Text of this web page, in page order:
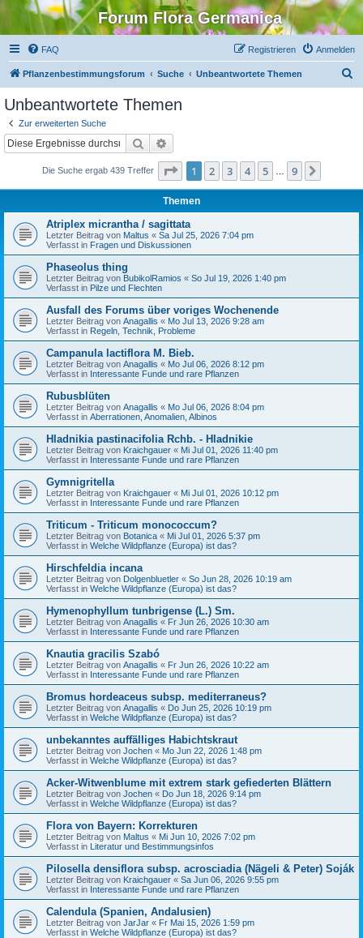
Forum Flora Germanica
FAQ Anmelden
Registrieren
Pflanzenbestimmungsforum Suche Unbeantwortete Themen
Unbeantwortete Themen
Zur erweiterten Suche
Suche
Die Suche ergab 439 Treffer Seite 1von
1 2 3 4 5 9
Themen
Atriplex micrantha / sagittata
Letzter Beitrag von Maltus « Sa Jul 25, 2026 7:04 pm
Verfasst in Fragen und Diskussionen
Phaseolus thing
Letzter Beitrag von BubikolRamios « So Jul 19, 2026 1:40 pm
Verfasst in Pilze und Flechten
Ausfall des Forums über voriges Wochenende
Letzter Beitrag von Anagallis « Mo Jul 13, 2026 9:28 am
Verfasst in Regeln, Technik, Probleme
Campanula lactiflora M. Bieb.
Letzter Beitrag von Anagallis « Mo Jul 06, 2026 8:12 pm
Verfasst in Interessante Funde und rare Pflanzen
Rubusblüten
Letzter Beitrag von Anagallis « Mo Jul 06, 2026 8:04 pm
Verfasst in Aberrationen, Anomalien, Albinos
Hladnikia pastinacifolia Rchb. - Hladnikie
Letzter Beitrag von Kraichgauer « Mi Jul 01, 2026 11:40 pm
Verfasst in Interessante Funde und rare Pflanzen
Gymnigritella
Letzter Beitrag von Kraichgauer « Mi Jul 01, 2026 10:12 pm
Verfasst in Interessante Funde und rare Pflanzen
Triticum - Triticum monococcum?
Letzter Beitrag von Botanica « Mi Jul 01, 2026 5:37 pm
Verfasst in Welche Wildpflanze (Europa) ist das?
Hirschfeldia incana
Letzter Beitrag von Dolgenbluetler « So Jun 28, 2026 10:19 am
Verfasst in Welche Wildpflanze (Europa) ist das?
Hymenophyllum tunbrigense (L.) Sm.
Letzter Beitrag von Anagallis « Fr Jun 26, 2026 10:30 am
Verfasst in Interessante Funde und rare Pflanzen
Knautia gracilis Szabó
Letzter Beitrag von Anagallis « Fr Jun 26, 2026 10:22 am
Verfasst in Interessante Funde und rare Pflanzen
Bromus hordeaceus subsp. mediterraneus?
Letzter Beitrag von Anagallis « Do Jun 25, 2026 10:19 pm
Verfasst in Welche Wildpflanze (Europa) ist das?
unbekanntes auffälliges Habichtskraut
Letzter Beitrag von Jochen « Mo Jun 22, 2026 1:48 pm
Verfasst in Welche Wildpflanze (Europa) ist das?
Acker-Witwenblume mit extrem stark gefiederten Blättern
Letzter Beitrag von Jochen « Do Jun 18, 2026 9:14 pm
Verfasst in Welche Wildpflanze (Europa) ist das?
Flora von Bayern: Korrekturen
Letzter Beitrag von Maltus « Mi Jun 10, 2026 7:02 pm
Verfasst in Literatur und Bestimmungsinfos
Pilosella densiflora subsp. acrosciadia (Nägeli & Peter) Soják
Letzter Beitrag von Kraichgauer « Sa Jun 06, 2026 9:55 pm
Verfasst in Interessante Funde und rare Pflanzen
Calendula (Spanien, Andalusien)
Letzter Beitrag von JarJar « Fr Mai 15, 2026 1:59 pm
Verfasst in Welche Wildpflanze (Europa) ist das?